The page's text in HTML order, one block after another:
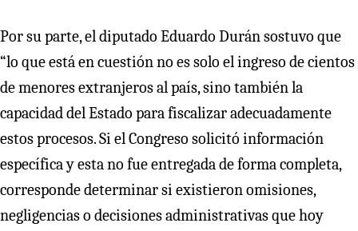
Por su parte, el diputado Eduardo Durán sostuvo que
“lo que está en cuestión no es solo el ingreso de cientos
de menores extranjeros al país, sino también la
capacidad del Estado para fiscalizar adecuadamente
estos procesos. Si el Congreso solicitó información
específica y esta no fue entregada de forma completa,
corresponde determinar si existieron omisiones,
negligencias o decisiones administrativas que hoy